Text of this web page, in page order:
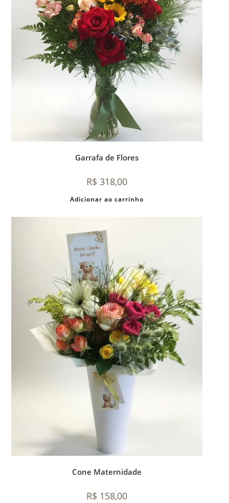
Garrafa de Flores
R$ 318,00
Adicionar ao carrinho
Cone Maternidade
R$ 158,00